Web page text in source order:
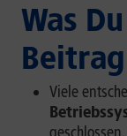
Was
Viele